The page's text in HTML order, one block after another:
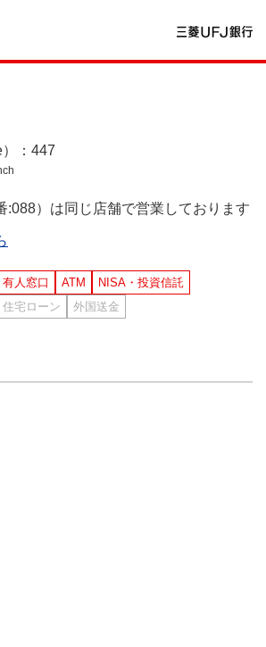
：447
:088）は同じ店舗で営業しております
有人窓口 ATM
NISA・投資信託
住宅ローン 外国送金